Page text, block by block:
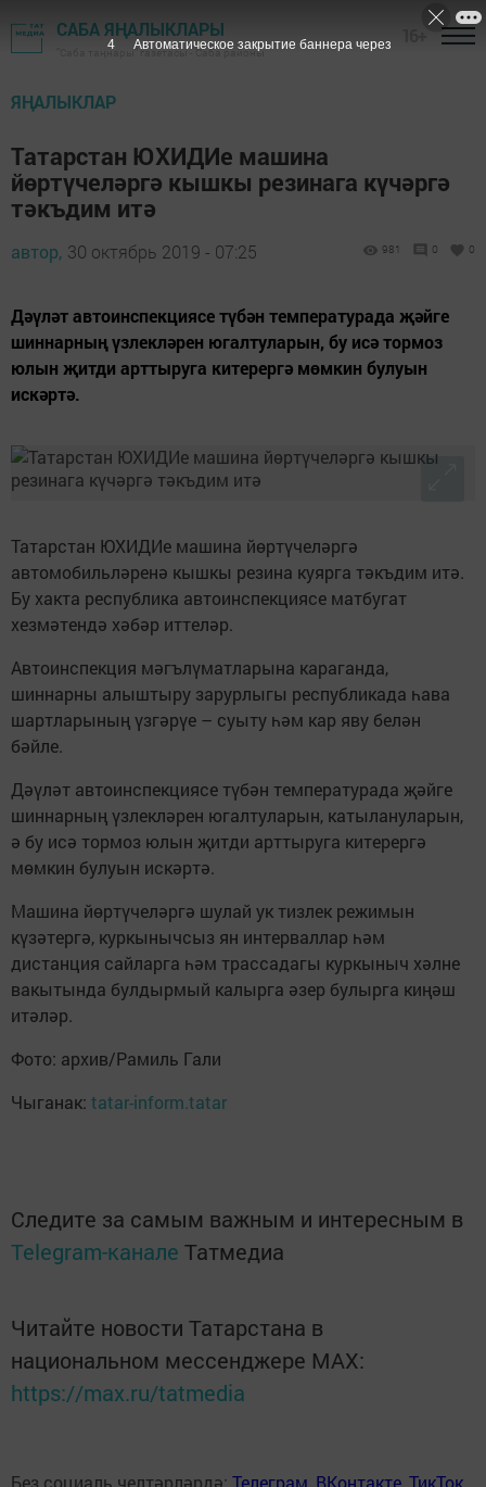
САБА ЯҢАЛЫКЛАРЫ
"Саба таңнары" газетасы - Саба районы
ЯҢАЛЫКЛАР
Татарстан ЮХИДИе машина
йөртүчеләргә кышкы резинага күчәргә
тәкъдим итә
автор, 30 октябрь 2019 - 07:25 981 0 0
Дәүләт автоинспекциясе түбән температурада җәйге
шиннарның үзлекләрен югалтуларын, бу исә тормоз
юлын җитди арттыруга китерергә мөмкин булуын
искәртә.
Татарстан ЮХИДИе машина йөртүчеләргә
автомобильләренә кышкы резина куярга тәкъдим итә.
Бу хакта республика автоинспекциясе матбугат
хезмәтендә хәбәр иттеләр.
Автоинспекция мәгълүматларына караганда,
шиннарны алыштыру зарурлыгы республикада һава
шартларының үзгәрүе – суыту һәм кар яву белән
бәйле.
Дәүләт автоинспекциясе түбән температурада җәйге
шиннарның үзлекләрен югалтуларын, катылануларын,
ә бу исә тормоз юлын җитди арттыруга китерергә
мөмкин булуын искәртә.
Машина йөртүчеләргә шулай ук тизлек режимын
күзәтергә, куркынычсыз ян интерваллар һәм
дистанция сайларга һәм трассадагы куркыныч хәлне
вакытында булдырмый калырга әзер булырга киңәш
итәләр.
Фото: архив/Рамиль Гали
Чыганак: tatar-inform.tatar
Следите за самым важным и интересным в
Telegram-канале Татмедиа
Читайте новости Татарстана в
национальном мессенджере MАХ:
https://max.ru/tatmedia
Без социаль челтәрләрдә: Телеграм, ВКонтакте,ТикТок,
3 Автоматическое закрытие баннера через